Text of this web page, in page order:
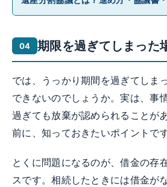
期限を過ぎてしまった
では、うっかり期間を過ぎてしま
できないのでしょうか。実は、事
過ぎても放棄が認められることが
前に、知っておきたいポイントです
とくに問題になるのが、借金の存
スです。相続したときには借金が